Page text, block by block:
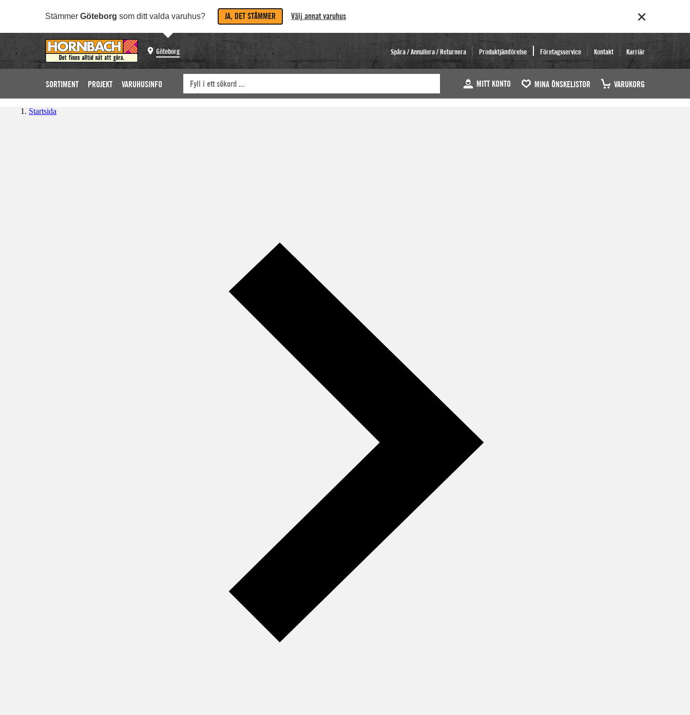
Stämmer Göteborg som ditt valda varuhus? JA, DET STÄMMER Välj annat varuhus
Göteborg Spåra / Annullera / Returnera Produktjämförelse Företagsservice Kontakt Karriär
SORTIMENT PROJEKT VARUHUSINFO MITT KONTO MINA ÖNSKELISTOR VARUKORG
Startsida